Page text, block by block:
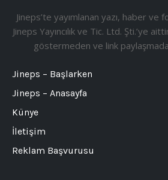
Jineps’te yayımlanan yazı, haber ve
Jineps Yayıncılık ve Tic. Ltd. Şti.’ye
göstermeden ve link
Jineps – Başlarken
Jineps – Anasayfa
Künye
İletişim
Reklam Başvurusu